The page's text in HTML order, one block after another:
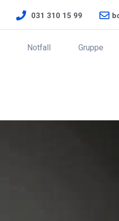
031 310 15 99
Notfall Gruppe